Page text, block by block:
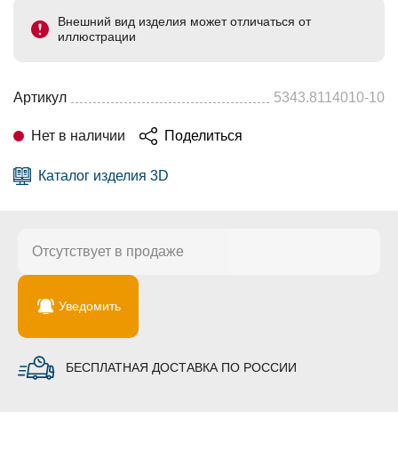
Внешний вид изделия может отличаться от
иллюстрации
Артикул 5343.8114010-10
Нет в наличии Поделиться
Каталог изделия 3D
Отсутствует в продаже
Уведомить
БЕСПЛАТНАЯ ДОСТАВКА ПО РОССИИ